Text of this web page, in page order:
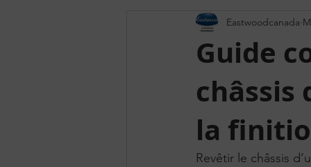
Guide
châssis
la
Eastwoodcanada
Revêtir le châssis